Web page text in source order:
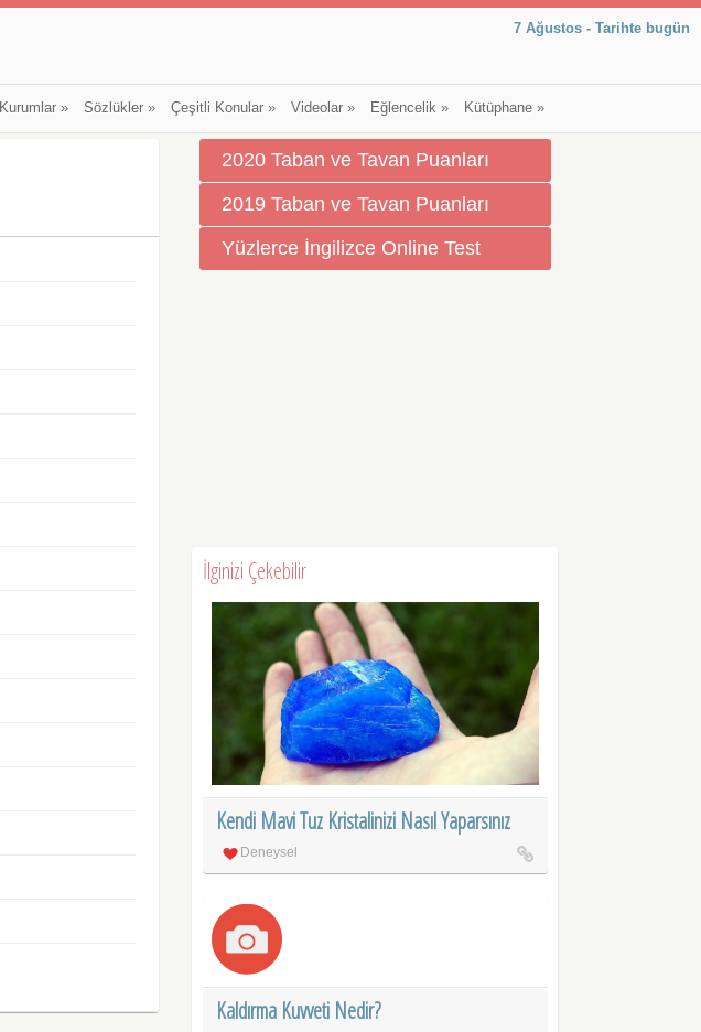
7 Ağustos - Tarihte bugün
Kurumlar» Sözlükler» Çeşitli Konular» Videolar» Eğlencelik» Kütüphane»
2020 Taban ve Tavan Puanları
2019 Taban ve Tavan Puanları
Yüzlerce İngilizce Online Test
İlginizi Çekebilir
Kendi Mavi Tuz Kristalinizi Nasıl Yaparsınız
Deneysel
Kaldırma Kuvveti Nedir?